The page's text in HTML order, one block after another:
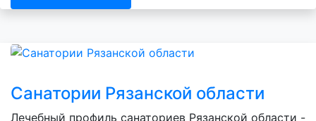
Санатории Рязанской области
Лечебный профиль санаториев Рязанской области -